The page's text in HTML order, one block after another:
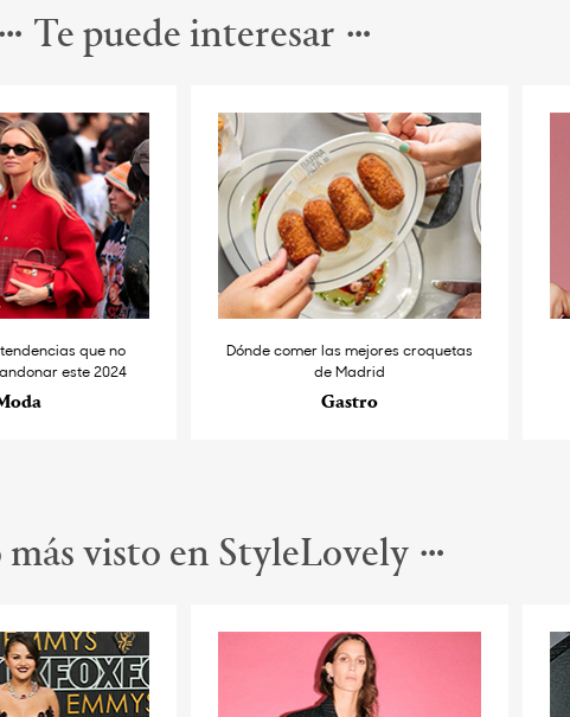
Te puede interesar
que no
este 2024
Dónde comer las mejores croquetas
de Madrid
Gastro
más visto en StyleLovely